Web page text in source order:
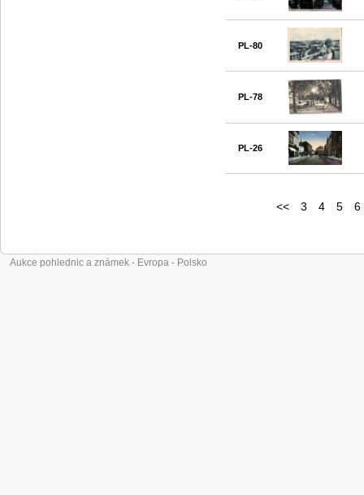
PL-80
PL-78
PL-26
<< 3 4 5 6
Aukce pohlednic a známek - Evropa - Polsko